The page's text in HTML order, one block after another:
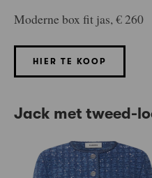
Moderne box fit jas, € 260
HIER TE KOOP
Jack met tweed-